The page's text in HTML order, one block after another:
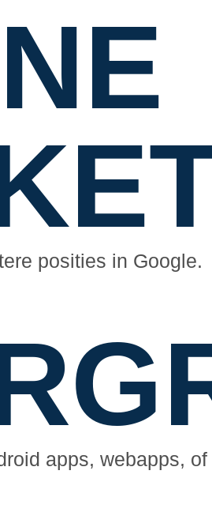
posities in Google.
apps, webapps,